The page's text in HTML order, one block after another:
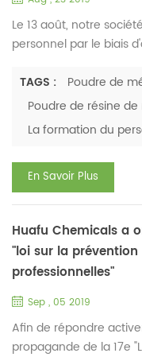
Le 13 août, notre
personnel par le biais
de notre entreprise,
l'entreprise, les règles
des produits de la
mélamine . Le
d...
TAGS :
Poudre de
Poudre de résine
La formation du
En Savoir Plus
Huafu Chemicals a
"loi sur la
professionnelles"
Sep , 05 2019
Afin de répondre
propagande de la 17e